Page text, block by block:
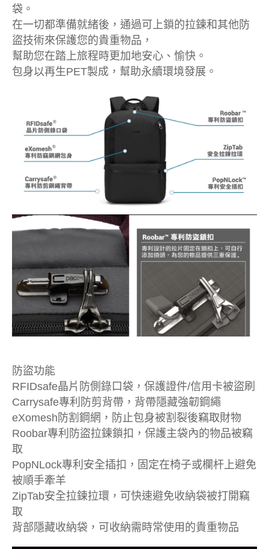
袋。
在一切都準備就緒後，通過可上鎖的拉鍊和其他防
盜技術來保護您的貴重物品，
幫助您在踏上旅程時更加地安心、愉快。
包身以再生PET製成，幫助永續環境發展。
防盜功能
RFIDsafe晶片防側錄口袋，保護證件/信用卡被盜刷
Carrysafe專利防剪背帶，背帶隱藏強韌鋼繩
eXomesh防割鋼網，防止包身被割裂後竊取財物
Roobar專利防盜拉鍊鎖扣，保護主袋內的物品被竊
取
PopNLock專利安全插扣，固定在椅子或欄杆上避免
被順手牽羊
ZipTab安全拉鍊拉環，可快速避免收納袋被打開竊
取
背部隱藏收納袋，可收納需時常使用的貴重物品